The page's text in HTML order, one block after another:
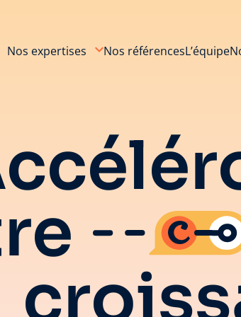
Nos expertises Nos référencesL’équipe